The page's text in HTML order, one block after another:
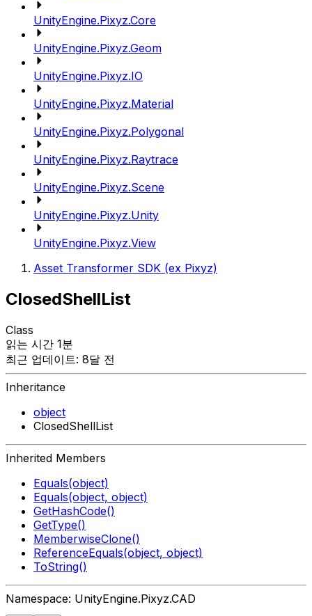
UnityEngine.Pixyz.Core
UnityEngine.Pixyz.Geom
UnityEngine.Pixyz.IO
UnityEngine.Pixyz.Material
UnityEngine.Pixyz.Polygonal
UnityEngine.Pixyz.Raytrace
UnityEngine.Pixyz.Scene
UnityEngine.Pixyz.Unity
UnityEngine.Pixyz.View
Asset Transformer SDK (ex Pixyz)
ClosedShellList
Class
읽는 시간 1분
최근 업데이트: 8달 전
Inheritance
object
ClosedShellList
Inherited Members
Equals(object)
Equals(object, object)
GetHashCode()
GetType()
MemberwiseClone()
ReferenceEquals(object, object)
ToString()
Namespace: UnityEngine.Pixyz.CAD